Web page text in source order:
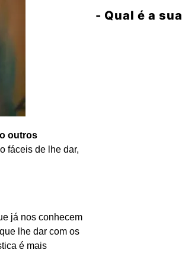
outros
fáceis de lhe dar,
já nos conhecem
lhe dar com os
é mais
- Qual é a